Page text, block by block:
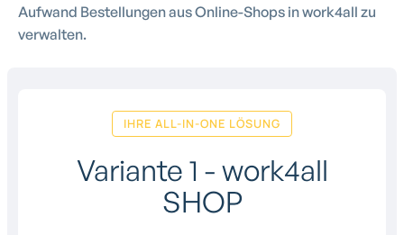
Aufwand Bestellungen aus Online-Shops in work4all zu
verwalten.
IHRE ALL-IN-ONE LÖSUNG
Variante 1 - work4all
SHOP